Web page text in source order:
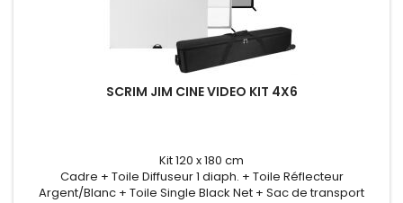
SCRIM JIM CINE VIDEO KIT 4X6
Kit 120 x 180 cm
Cadre + Toile Diffuseur 1 diaph. + Toile Réflecteur
Argent/Blanc + Toile Single Black Net + Sac de transport